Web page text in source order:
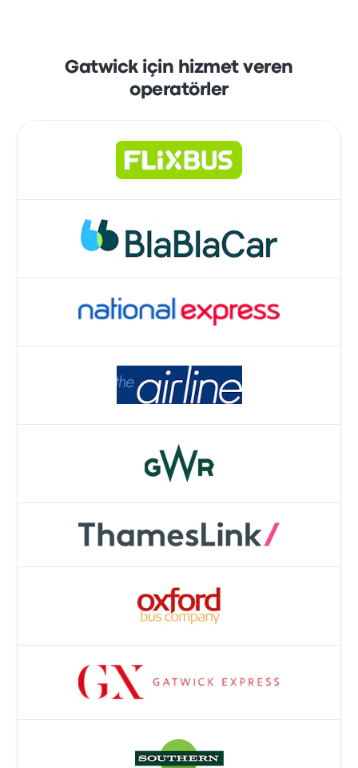
Gatwick için hizmet veren
operatörler